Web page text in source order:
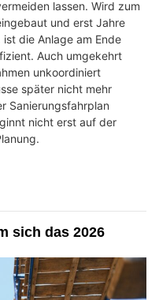
lassen. Wird zum
und erst Jahre
die Anlage am Ende
Auch umgekehrt
unkoordiniert
später nicht mehr
Sanierungsfahrplan
nicht erst auf der
sich das 2026